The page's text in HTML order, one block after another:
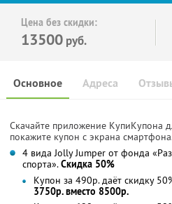
Цена без скидки:
13500 руб.
Основное Адреса
Скачайте приложение КупиКупона
покажите купон с экрана
4 вида Jolly Jumper от фонда
спорта».Скидка 50%
Купон за 490р. даёт скидку
3750р. вместо 8500р.